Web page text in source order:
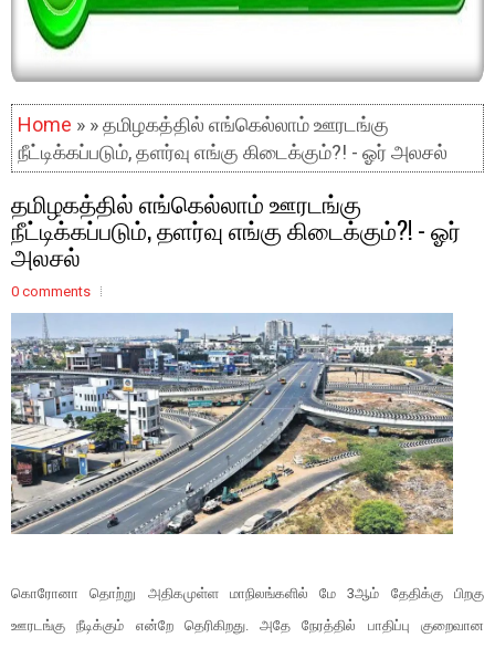
Home » » தமிழகத்தில் எங்கெல்லாம் ஊரடங்கு
நீட்டிக்கப்படும், தளர்வு எங்கு கிடைக்கும்?! - ஓர் அலசல்
தமிழகத்தில் எங்கெல்லாம் ஊரடங்கு
நீட்டிக்கப்படும், தளர்வு எங்கு கிடைக்கும்?! - ஓர்
அலசல்
0 comments
கொரோனா தொற்று அதிகமுள்ள மாநிலங்களில் மே 3ஆம் தேதிக்கு பிறகு
ஊரடங்கு நீடிக்கும் என்றே தெரிகிறது. அதே நேரத்தில் பாதிப்பு குறைவான